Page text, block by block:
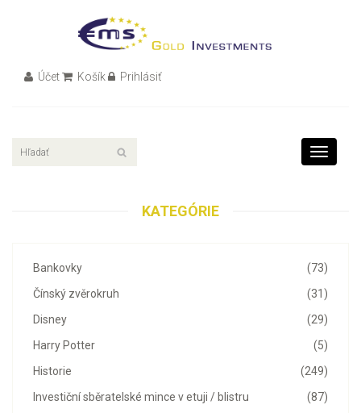
Účet Košík Prihlásiť
Toggle
KATEGÓRIE
(73)
Bankovky
(31)
Čínský zvěrokruh
(29)
Disney
(5)
Harry Potter
(249)
Historie
(87)
Investiční sběratelské mince v etuji / blistru